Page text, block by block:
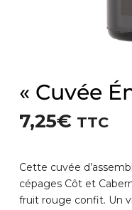
« Cuvée
7,25€ TTC
Cette cuvée
cépages Côt et
fruit rouge confit. Un